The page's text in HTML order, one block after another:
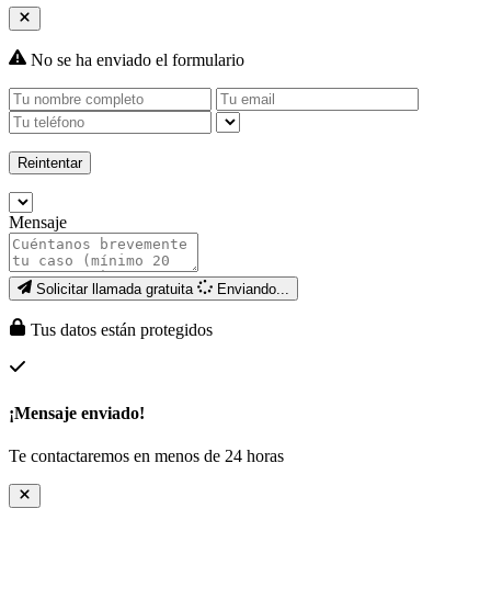
No se ha enviado el formulario
Reintentar
Mensaje
Solicitar llamada gratuita Enviando...
Tus datos están protegidos
¡Mensaje enviado!
Te contactaremos en menos de 24 horas